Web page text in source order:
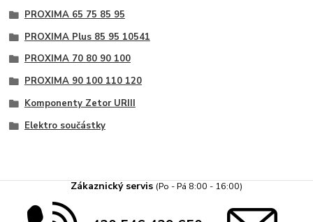
PROXIMA 65 75 85 95
PROXIMA Plus 85 95 10541
PROXIMA 70 80 90 100
PROXIMA 90 100 110 120
Komponenty Zetor URIII
Elektro součástky
Zákaznický servis (Po - Pá 8:00 - 16:00)